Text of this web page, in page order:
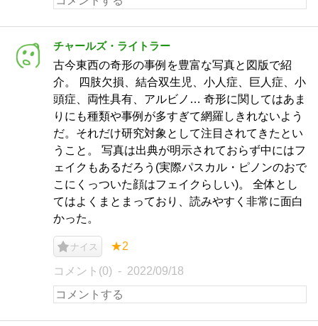
チャールズ・ライトラー
古今東西の奇形の事例を豊富な写真と図版で紹
介。 四肢欠損、結合双生児、小人症、巨人症、小
頭症、両性具有、アルビノ… 奇形に関してはあま
りにも種類や事例が多すぎて網羅しきれないよう
だ。それだけ研究対象として注目されてきたとい
うこと。 写真は出典が明示されておらず中にはフ
ェイクもあるだろう(実際パスカル・ピノンのおで
こにくっついた顔はフェイクらしい)。 全体とし
てはよくまとまっており、読みやすく非常に面白
かった。
ナイス ★2
コメント(0) 2022/09/18